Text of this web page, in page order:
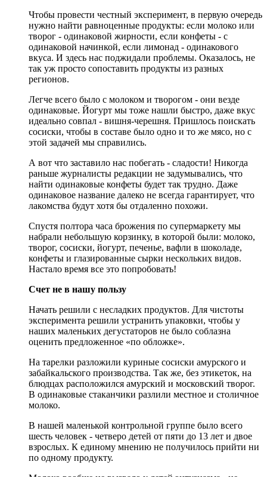
Чтобы провести честный эксперимент, в первую очередь
нужно найти равноценные продукты: если молоко или
творог - одинаковой жирности, если конфеты - с
одинаковой начинкой, если лимонад - одинакового
вкуса. И здесь нас поджидали проблемы. Оказалось, не
так уж просто сопоставить продукты из разных
регионов.
Легче всего было с молоком и творогом - они везде
одинаковые. Йогурт мы тоже нашли быстро, даже вкус
идеально совпал - вишня-черешня. Пришлось поискать
сосиски, чтобы в составе было одно и то же мясо, но с
этой задачей мы справились.
А вот что заставило нас побегать - сладости! Никогда
раньше журналисты редакции не задумывались, что
найти одинаковые конфеты будет так трудно. Даже
одинаковое название далеко не всегда гарантирует, что
лакомства будут хотя бы отдаленно похожи.
Спустя полтора часа брожения по супермаркету мы
набрали небольшую корзинку, в которой были: молоко,
творог, сосиски, йогурт, печенье, вафли в шоколаде,
конфеты и глазированные сырки нескольких видов.
Настало время все это попробовать!
Счет не в нашу пользу
Начать решили с несладких продуктов. Для чистоты
эксперимента решили устранить упаковки, чтобы у
наших маленьких дегустаторов не было соблазна
оценить предложенное «по обложке».
На тарелки разложили куриные сосиски амурского и
забайкальского производства. Так же, без этикеток, на
блюдцах расположился амурский и московский творог.
В одинаковые стаканчики разлили местное и столичное
молоко.
В нашей маленькой контрольной группе было всего
шесть человек - четверо детей от пяти до 13 лет и двое
взрослых. К единому мнению не получилось прийти ни
по одному продукту.